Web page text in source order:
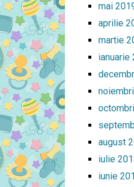
mai
aprilie
martie
ianuarie
august
iulie
iunie